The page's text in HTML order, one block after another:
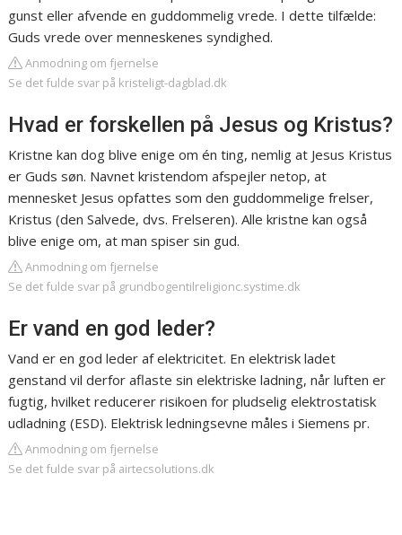
gunst eller afvende en guddommelig vrede. I dette tilfælde:
Guds vrede over menneskenes syndighed.
Anmodning om fjernelse
Se det fulde svar på kristeligt-dagblad.dk
Hvad er forskellen på Jesus og Kristus?
Kristne kan dog blive enige om én ting, nemlig at Jesus Kristus
er Guds søn. Navnet kristendom afspejler netop, at
mennesket Jesus opfattes som den guddommelige frelser,
Kristus (den Salvede, dvs. Frelseren). Alle kristne kan også
blive enige om, at man spiser sin gud.
Anmodning om fjernelse
Se det fulde svar på grundbogentilreligionc.systime.dk
Er vand en god leder?
Vand er en god leder af elektricitet. En elektrisk ladet
genstand vil derfor aflaste sin elektriske ladning, når luften er
fugtig, hvilket reducerer risikoen for pludselig elektrostatisk
udladning (ESD). Elektrisk ledningsevne måles i Siemens pr.
Anmodning om fjernelse
Se det fulde svar på airtecsolutions.dk